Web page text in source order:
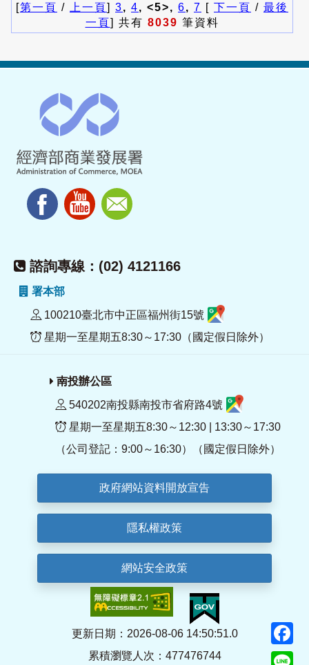
[第一頁 / 上一頁] 3, 4, <5>, 6, 7 [ 下一頁 / 最後
一頁] 共有 8039 筆資料
諮詢專線：(02) 4121166
署本部
100210臺北市中正區福州街15號
星期一至星期五8:30～17:30（國定假日除外）
南投辦公區
540202南投縣南投市省府路4號
星期一至星期五8:30～12:30 | 13:30～17:30
（公司登記：9:00～16:30）（國定假日除外）
政府網站資料開放宣告
隱私權政策
網站安全政策
更新日期：2026-08-06 14:50:51.0
累積瀏覽人次：477476744